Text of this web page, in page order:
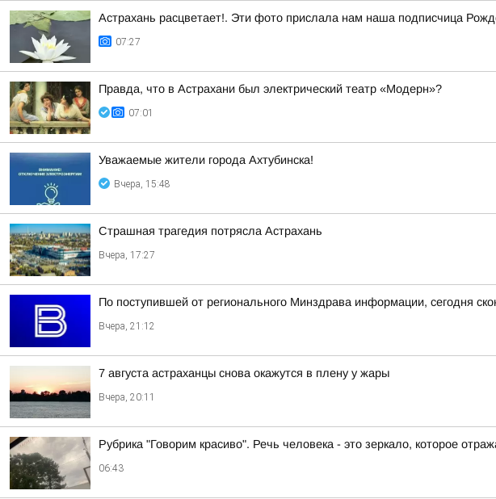
Астрахань расцветает!. Эти фото прислала нам наша подписчица
07:27
Правда, что в Астрахани был электрический театр «Модерн»?
07:01
Уважаемые жители города Ахтубинска!
Вчера, 15:48
Страшная трагедия потрясла Астрахань
Вчера, 17:27
По поступившей от регионального Минздрава информации, сегодня
Вчера, 21:12
7 августа астраханцы снова окажутся в плену у жары
Вчера, 20:11
Рубрика "Говорим красиво". Речь человека - это зеркало, которое
06:43